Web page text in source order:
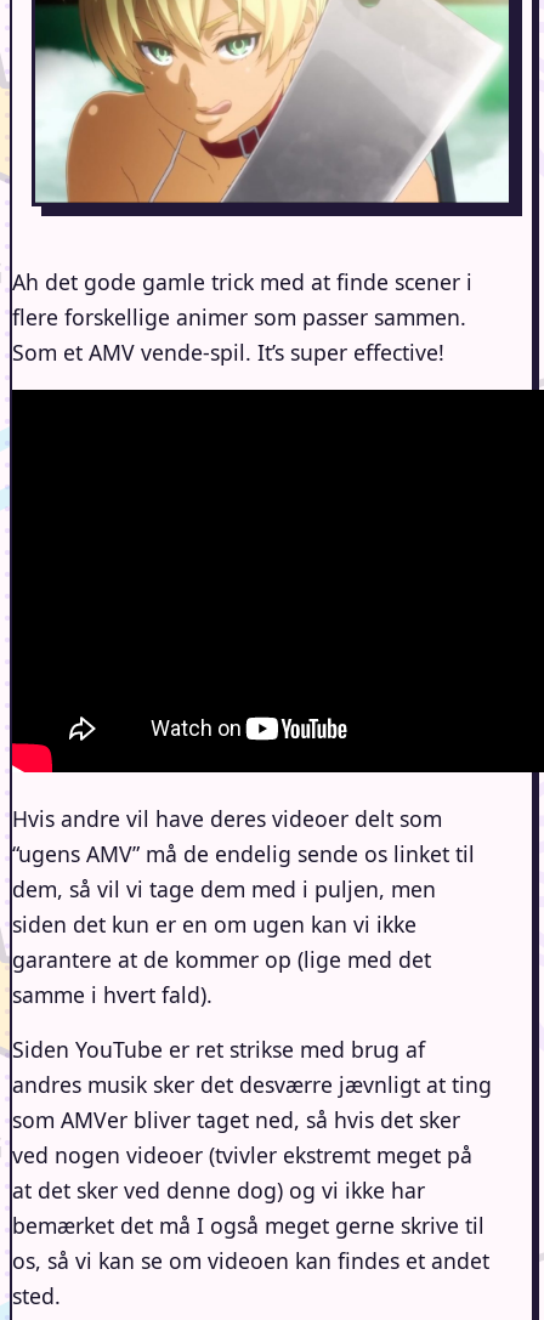
Ah det gode gamle trick med at finde scener i
flere forskellige animer som passer sammen.
Som et AMV vende-spil. It’s super effective!
Hvis andre vil have deres videoer delt som
“ugens AMV” må de endelig sende os linket til
dem, så vil vi tage dem med i puljen, men
siden det kun er en om ugen kan vi ikke
garantere at de kommer op (lige med det
samme i hvert fald).
Siden YouTube er ret strikse med brug af
andres musik sker det desværre jævnligt at ting
som AMVer bliver taget ned, så hvis det sker
ved nogen videoer (tvivler ekstremt meget på
at det sker ved denne dog) og vi ikke har
bemærket det må I også meget gerne skrive til
os, så vi kan se om videoen kan findes et andet
sted.